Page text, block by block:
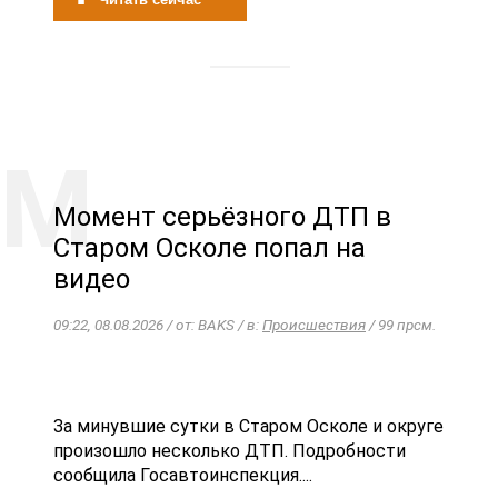
Момент серьёзного ДТП в
Старом Осколе попал на
видео
09:22, 08.08.2026 / от: BAKS / в:Происшествия/ 99 прсм.
За минувшие сутки в Старом Осколе и округе
произошло несколько ДТП. Подробности
сообщила Госавтоинспекция....